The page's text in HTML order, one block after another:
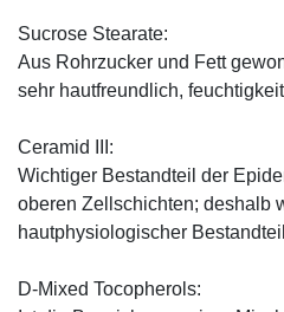
Sucrose Stearate:
Aus Rohrzucker und Fett
sehr hautfreundlich,
Ceramid III:
Wichtiger Bestandteil der
oberen Zellschichten; deshalb
hautphysiologischer
D-Mixed Tocopherols: